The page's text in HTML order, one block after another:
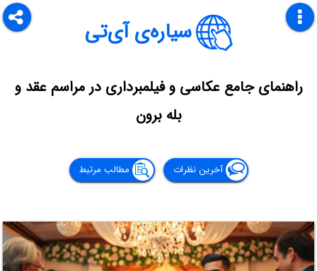
سیاره‌ی آی‌تی
راهنمای جامع عکاسی و فیلمبرداری در مراسم عقد و
بله برون
آخرین نظرات مطالب مرتبط